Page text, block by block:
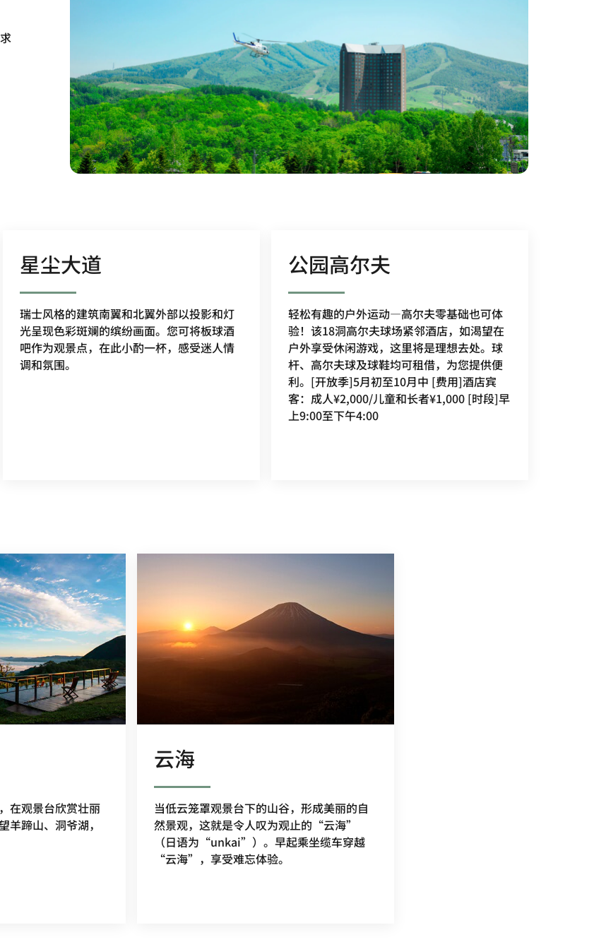
星尘大道
瑞士风格的建筑南翼和北翼外部以投影和灯
光呈现色彩斑斓的缤纷画面。您可将板球酒
吧作为观景点，在此小酌一杯，感受迷人情
调和氛围。
公园高尔夫
轻松有趣的户外运动—高尔夫零基础也可体
验！该18洞高尔夫球场紧邻酒店，如渴望在
户外享受休闲游戏，这里将是理想去处。球
杆、高尔夫球及球鞋均可租借，为您提供便
利。[开放季]5月初至10月中 [费用]酒店宾
客：成人¥2,000/儿童和长者¥1,000 [时段]早
上9:00至下午4:00
在观景台欣赏壮丽
羊蹄山、洞爷湖，
云海
当低云笼罩观景台下的山谷，形成美丽的自
然景观，这就是令人叹为观止的“云海”
（日语为“unkai”）。早起乘坐缆车穿越
“云海”，享受难忘体验。